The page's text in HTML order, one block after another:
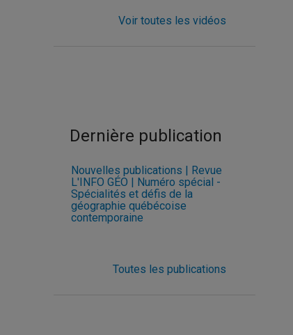
Voir toutes les vidéos
Dernière publication
Nouvelles publications | Revue
L'INFO GÉO | Numéro spécial -
Spécialités et défis de la
géographie québécoise
contemporaine
Toutes les publications